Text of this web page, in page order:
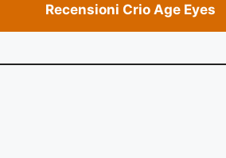
Recensioni Crio Age Eyes